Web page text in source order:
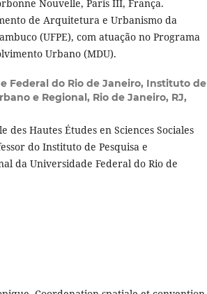
Nouvelle, Paris III, França.
de Arquitetura e Urbanismo da
(UFPE), com atuação no Programa
Urbano (MDU).
Federal do Rio de Janeiro, Instituto de
e Regional, Rio de Janeiro, RJ,
des Hautes Études en Sciences Sociales
do Instituto de Pesquisa e
da Universidade Federal do Rio de